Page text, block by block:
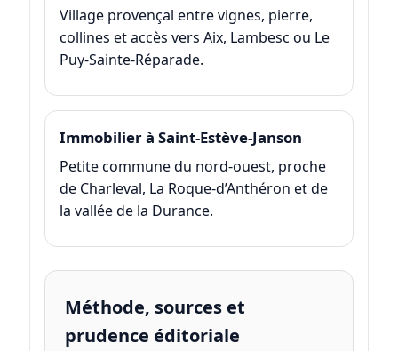
Village provençal entre vignes, pierre,
collines et accès vers Aix, Lambesc ou Le
Puy-Sainte-Réparade.
Immobilier à Saint-Estève-Janson
Petite commune du nord-ouest, proche
de Charleval, La Roque-d’Anthéron et de
la vallée de la Durance.
Méthode, sources et
prudence éditoriale